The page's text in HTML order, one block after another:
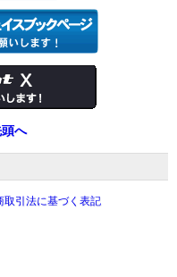
へ
取引法に基づく表記